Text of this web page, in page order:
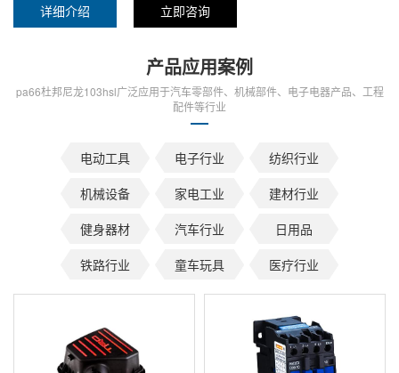
详细介绍 立即咨询
产品应用案例
pa66杜邦尼龙103hsl广泛应用于汽车零部件、机械部件、电子电器产品、工程
配件等行业
电动工具 电子行业
纺织行业
机械设备
家电工业
建材行业
健身器材
汽车行业
日用品
铁路行业
童车玩具 医疗行业